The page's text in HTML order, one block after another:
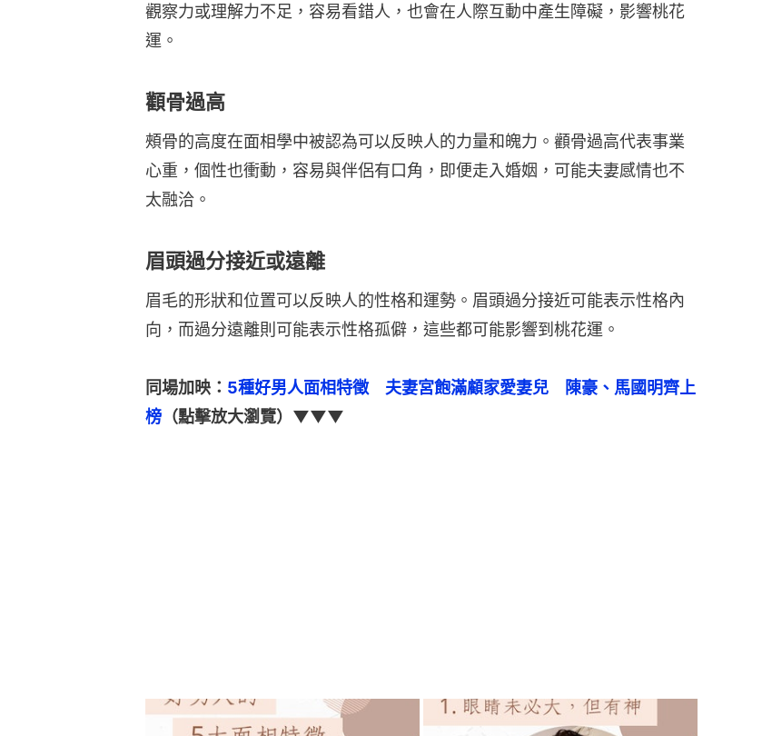
觀察力或理解力不足，容易看錯人，也會在人際互動中產生障礙，影響桃花
運。
顴骨過高
頰骨的高度在面相學中被認為可以反映人的力量和魄力。顴骨過高代表事業
心重，個性也衝動，容易與伴侶有口角，即便走入婚姻，可能夫妻感情也不
太融洽。
眉頭過分接近或遠離
眉毛的形狀和位置可以反映人的性格和運勢。眉頭過分接近可能表示性格內
向，而過分遠離則可能表示性格孤僻，這些都可能影響到桃花運。
同場加映： 5種好男人面相特徵　夫妻宮飽滿顧家愛妻兒　陳豪、馬國明齊上
榜 （點擊放大瀏覽）▼▼▼